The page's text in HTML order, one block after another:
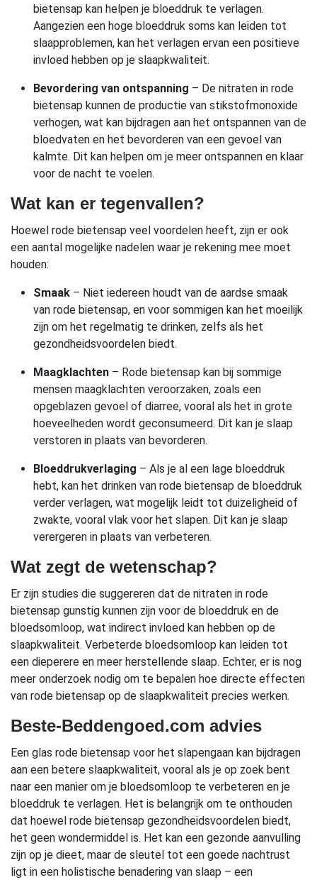
bietensap kan helpen je bloeddruk te verlagen.
Aangezien een hoge bloeddruk soms kan leiden tot
slaapproblemen, kan het verlagen ervan een positieve
invloed hebben op je slaapkwaliteit.
Bevordering van ontspanning – De nitraten in rode
bietensap kunnen de productie van stikstofmonoxide
verhogen, wat kan bijdragen aan het ontspannen van de
bloedvaten en het bevorderen van een gevoel van
kalmte. Dit kan helpen om je meer ontspannen en klaar
voor de nacht te voelen.
Wat kan er tegenvallen?
Hoewel rode bietensap veel voordelen heeft, zijn er ook
een aantal mogelijke nadelen waar je rekening mee moet
houden:
Smaak – Niet iedereen houdt van de aardse smaak
van rode bietensap, en voor sommigen kan het moeilijk
zijn om het regelmatig te drinken, zelfs als het
gezondheidsvoordelen biedt.
Maagklachten – Rode bietensap kan bij sommige
mensen maagklachten veroorzaken, zoals een
opgeblazen gevoel of diarree, vooral als het in grote
hoeveelheden wordt geconsumeerd. Dit kan je slaap
verstoren in plaats van bevorderen.
Bloeddrukverlaging – Als je al een lage bloeddruk
hebt, kan het drinken van rode bietensap de bloeddruk
verder verlagen, wat mogelijk leidt tot duizeligheid of
zwakte, vooral vlak voor het slapen. Dit kan je slaap
verergeren in plaats van verbeteren.
Wat zegt de wetenschap?
Er zijn studies die suggereren dat de nitraten in rode
bietensap gunstig kunnen zijn voor de bloeddruk en de
bloedsomloop, wat indirect invloed kan hebben op de
slaapkwaliteit. Verbeterde bloedsomloop kan leiden tot
een dieperere en meer herstellende slaap. Echter, er is nog
meer onderzoek nodig om te bepalen hoe directe effecten
van rode bietensap op de slaapkwaliteit precies werken.
Beste-Beddengoed.com advies
Een glas rode bietensap voor het slapengaan kan bijdragen
aan een betere slaapkwaliteit, vooral als je op zoek bent
naar een manier om je bloedsomloop te verbeteren en je
bloeddruk te verlagen. Het is belangrijk om te onthouden
dat hoewel rode bietensap gezondheidsvoordelen biedt,
het geen wondermiddel is. Het kan een gezonde aanvulling
zijn op je dieet, maar de sleutel tot een goede nachtrust
ligt in een holistische benadering van slaap – een